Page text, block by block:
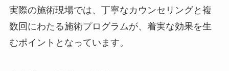
実際の施術現場では、丁寧なカウンセリングと複
数回にわたる施術プログラムが、着実な効果を生
むポイントとなっています。